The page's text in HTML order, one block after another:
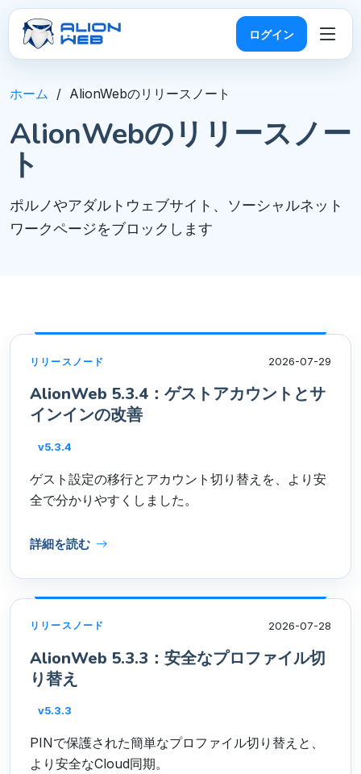
ログイン
ホーム AlionWebのリリースノート
AlionWebのリリースノー
ト
ポルノやアダルトウェブサイト、ソーシャルネット
ワークページをブロックします
リリースノード 2026-07-29
AlionWeb 5.3.4：ゲストアカウントとサ
インインの改善
v5.3.4
ゲスト設定の移行とアカウント切り替えを、より安
全で分かりやすくしました。
詳細を読む
リリースノード 2026-07-28
AlionWeb 5.3.3：安全なプロファイル切
り替え
v5.3.3
PINで保護された簡単なプロファイル切り替えと、
より安全なCloud同期。